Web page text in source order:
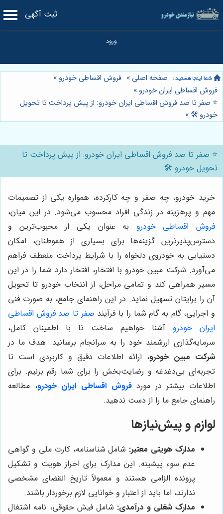
ثبت آگهی
صفحه اصلی » فروش اقساطی خودرو »
فروش اقساطی ایران خودرو »
⭐️ صفر تا صد فروش اقساطی ایران خودرو: از پیش پرداخت تا تحویل
خودرو 🛠️»
⭐️ صفر تا صد فروش اقساطی ایران خودرو: از پیش پرداخت تا
تحویل خودرو 🛠️
خرید خودرو، چه صفر و چه کارکرده، همواره یکی از تصمیمات
مهم و پرهزینه در زندگی افراد محسوب می‌شود. در این میان،
فروش اقساطی خودرو به عنوان یکی از محبوب‌ترین و
دسترس‌پذیرترین گزینه‌ها برای بسیاری از هموطنان، امکان
دستیابی به خودروی دلخواه را با شرایط پرداخت منعطف فراهم
می‌آورد. شرکت مبین خودرو با افتخار، افتخار دارد شما را در این
مسیر همراهی کند و تمامی مراحل، از انتخاب خودرو تا تحویل
آن را برایتان تسهیل نماید. در این راهنمای جامع، به صورت فنی
و اجرایی، گام به گام شما را با فرآیند صفر تا صد فروش اقساطی
ایران خودرو آشنا خواهیم ساخت تا با اطمینان کامل،
سرمایه‌گذاری ارزشمند خود را به سرانجام برسانید. هدف ما در
شرکت مبین خودرو، ارائه اطلاعات دقیق و کاربردی است تا
تجربه‌ای بی‌دغدغه و رضایت‌بخش را برای شما رقم بزنیم. برای
اطلاعات بیشتر در موردفروش اقساطی ایران خودرو، مطالعه
راهنمای جامع ما را از دست ندهید.
لوازم و پیش‌نیازها
مدارک هویتی معتبر: شامل شناسنامه، کارت ملی و گواهی
عدم سوء پیشینه. این مدارک برای احراز هویت و تشکیل
پرونده الزامی هستند و معمولاً تاریخ انقضای مشخصی
ندارند، اما باید از اعتبار و خوانایی لازم برخوردار باشند.
مدارک شغلی و درآمدی: شامل فیش حقوقی، نامه اشتغال